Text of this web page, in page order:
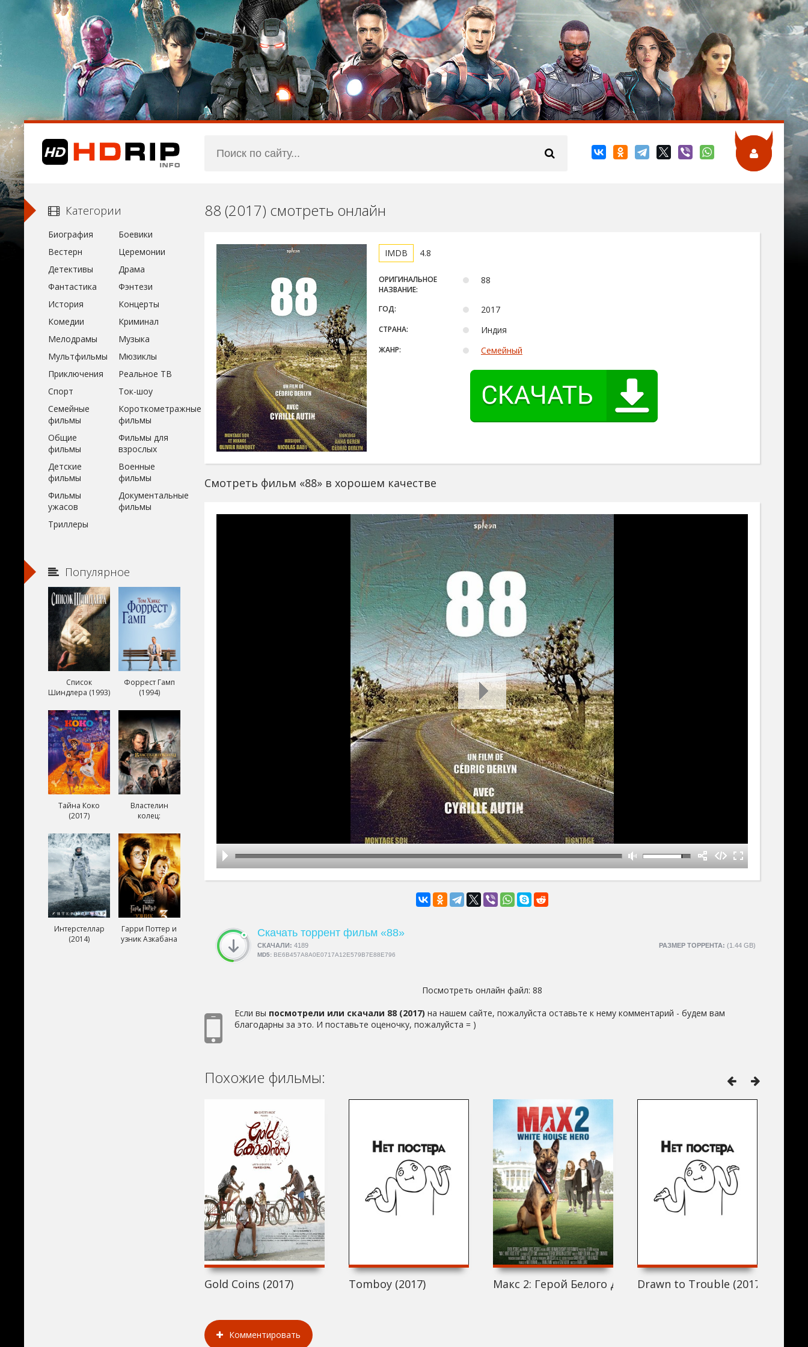
88 (2017) смотреть онлайн
4.8
ОРИГИНАЛЬНОЕ
НАЗВАНИЕ:
88
ГОД: 2017
СТРАНА: Индия
ЖАНР: Семейный
Смотреть фильм «88» в хорошем качестве
Скачать торрент фильм «88»
РАЗМЕР ТОРРЕНТА: (1.44 GB)
СКАЧАЛИ: 4189
MD5: BE6B457A8A0E0717A12E579B7E88E796
Посмотреть онлайн файл: 88
Если вы посмотрели или скачали 88 (2017) на нашем сайте, пожалуйста оставьте к нему комментарий - будем вам
благодарны за это. И поставьте оценочку, пожалуйста = )
Похожие фильмы:
Gold Coins (2017) Tomboy (2017) Макс 2: Герой Белого Дома (2017)Drawn to Trouble (2017)
Комментировать
Категории
Биография
Боевики
Вестерн
Церемонии
Детективы
Драма
Фантастика
Фэнтези
История
Концерты
Комедии
Криминал
Мелодрамы
Музыка
Мультфильмы
Мюзиклы
Приключения
Реальное ТВ
Спорт
Ток-шоу
Семейные
фильмы
Короткометражные
фильмы
Общие
фильмы
Фильмы для
взрослых
Детские
фильмы
Военные
фильмы
Фильмы
ужасов
Документальные
фильмы
Триллеры
Популярное
Список
Шиндлера (1993)
Форрест Гамп
(1994)
Тайна Коко
(2017)
Властелин
колец:
короля (2003)
Интерстеллар
(2014)
Гарри Поттер и
узник Азкабана